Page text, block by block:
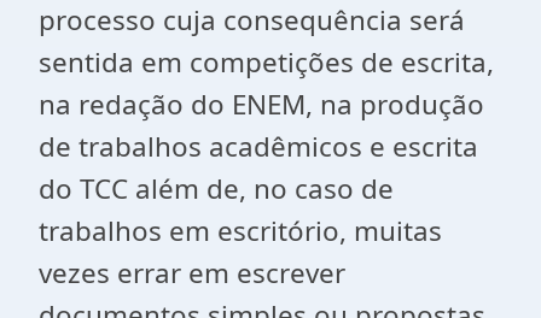
processo cuja consequência será
sentida em competições de escrita,
na redação do ENEM, na produção
de trabalhos acadêmicos e escrita
do TCC além de, no caso de
trabalhos em escritório, muitas
vezes errar em escrever